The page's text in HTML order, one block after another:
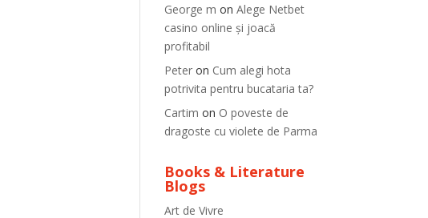
George m onAlege Netbet
casino online și joacă
profitabil
Peter on Cum alegi hota
potrivita pentru bucataria ta?
Cartim on O poveste de
dragoste cu violete de Parma
Books & Literature
Blogs
Art de Vivre